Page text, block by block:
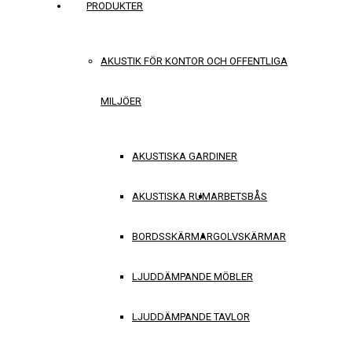
PRODUKTER
AKUSTIK FÖR KONTOR OCH OFFENTLIGA
MILJÖER
AKUSTISKA GARDINER
AKUSTISKA RUMARBETSBÅS
BORDSSKÄRMARGOLVSKÄRMAR
LJUDDÄMPANDE MÖBLER
LJUDDÄMPANDE TAVLOR